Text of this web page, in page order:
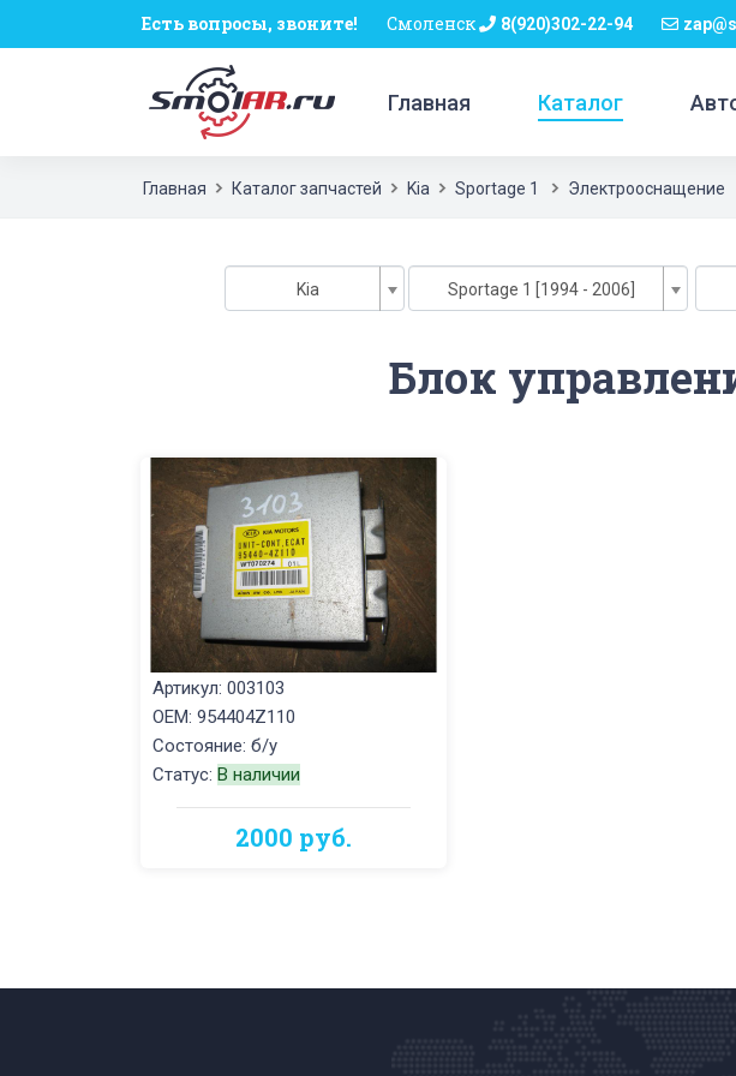
Есть вопросы, звоните! Смоленск 8(920)302-22-94
Главная Каталог
Главная Каталог запчастей Kia Sportage 1 Электрооснащение
Kia Sportage 1 [1994 - 2006]
Блок
Артикул: 003103
OEM: 954404Z110
Состояние: б/у
Статус: В наличии
2000 руб.